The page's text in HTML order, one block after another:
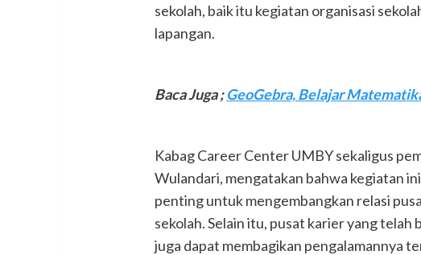
sekolah, baik itu kegiatan organisasi
lapangan.
Baca Juga;GeoGebra, Belajar
Kabag Career Center UMBY sekaligus
Wulandari, mengatakan bahwa kegiatan
penting untuk mengembangkan relasi
sekolah. Selain itu, pusat karier yang
juga dapat membagikan pengalamannya